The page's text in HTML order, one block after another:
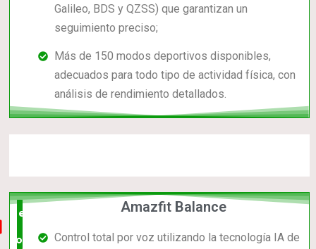
Galileo, BDS y QZSS) que garantizan un
seguimiento preciso;
Más de 150 modos deportivos disponibles,
adecuados para todo tipo de actividad física, con
análisis de rendimiento detallados.
el mas
completo
Amazfit Balance
Control total por voz utilizando la tecnología IA de